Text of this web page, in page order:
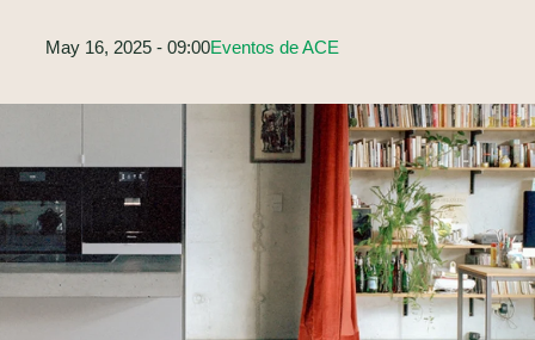
May 16, 2025 - 09:00Eventos de ACE